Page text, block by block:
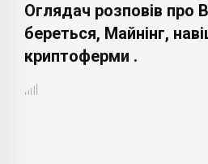
Оглядач розповів про
береться, Майнінг,
криптоферми .